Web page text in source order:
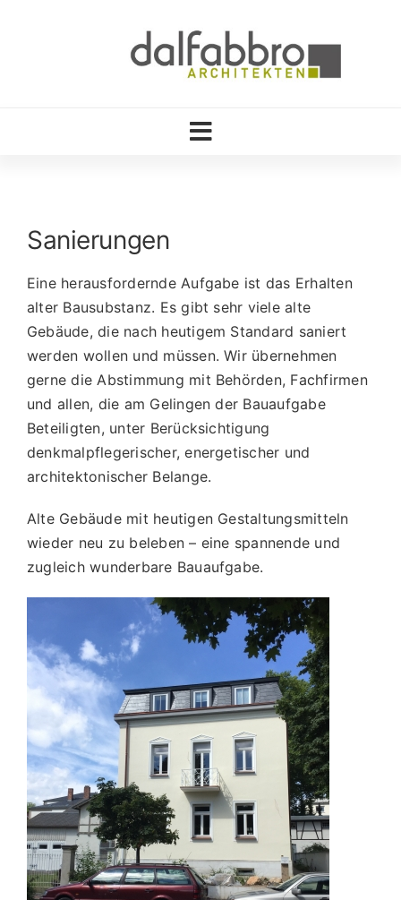
Toggle
Projekte
Licht-Farbe-Material
Kontakt
Sanierungen
Eine herausfordernde Aufgabe ist das Erhalten
alter Bausubstanz. Es gibt sehr viele alte
Gebäude, die nach heutigem Standard saniert
werden wollen und müssen. Wir übernehmen
gerne die Abstimmung mit Behörden, Fachfirmen
und allen, die am Gelingen der Bauaufgabe
Beteiligten, unter Berücksichtigung
denkmalpflegerischer, energetischer und
architektonischer Belange.
Alte Gebäude mit heutigen Gestaltungsmitteln
wieder neu zu beleben – eine spannende und
zugleich wunderbare Bauaufgabe.